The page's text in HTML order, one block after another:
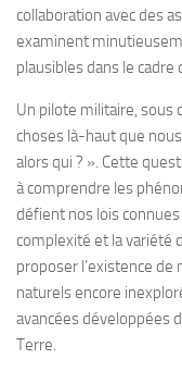
collaboration avec des
examinent
plausibles dans le cadre
Un pilote militaire, sous
choses là-haut que
alors qui ? ». Cette
à comprendre les
défient nos lois connues
complexité et la variété
proposer l’existence
naturels encore
avancées développées
Terre.